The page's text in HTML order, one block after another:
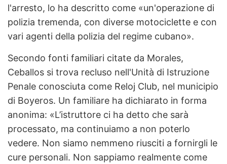
l'arresto, lo ha descritto come «un'operazione di
polizia tremenda, con diverse motociclette e con
vari agenti della polizia del regime cubano».
Secondo fonti familiari citate da Morales,
Ceballos si trova recluso nell'Unità di Istruzione
Penale conosciuta come Reloj Club, nel municipio
di Boyeros. Un familiare ha dichiarato in forma
anonima: «L’istruttore ci ha detto che sarà
processato, ma continuiamo a non poterlo
vedere. Non siamo nemmeno riusciti a fornirgli le
cure personali. Non sappiamo realmente come